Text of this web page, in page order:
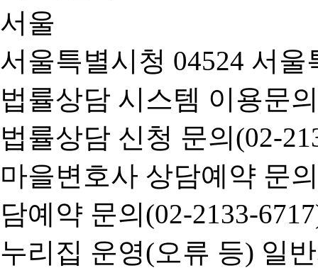
서울특별시청 04524 서
법률상담 시스템 이용문
법률상담 신청 문의(02-
마을변호사 상담예약 문
담예약 문의(02-2133-
누리집 운영(오류 등) 일